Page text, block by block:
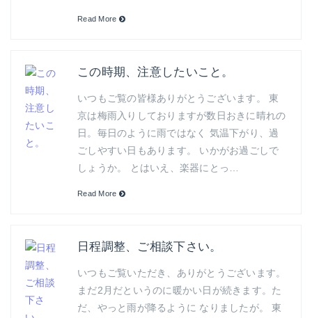
Read More
この時期、注意したいこと。
いつもご覧の皆様ありがとうございます。 東
京は梅雨入りしておりますが数日おきに晴れの
日。毎日のように雨ではなく 気温下がり、過
ごしやすい日もあります。 いかがお過ごしで
しょうか。 とはいえ、楽器にとっ…
Read More
日程調整、ご相談下さい。
いつもご覧いただき、ありがとうございます。
まだ2月だというのに暖かい日が続きます。た
だ、やっと雨が降るように なりましたが。 東